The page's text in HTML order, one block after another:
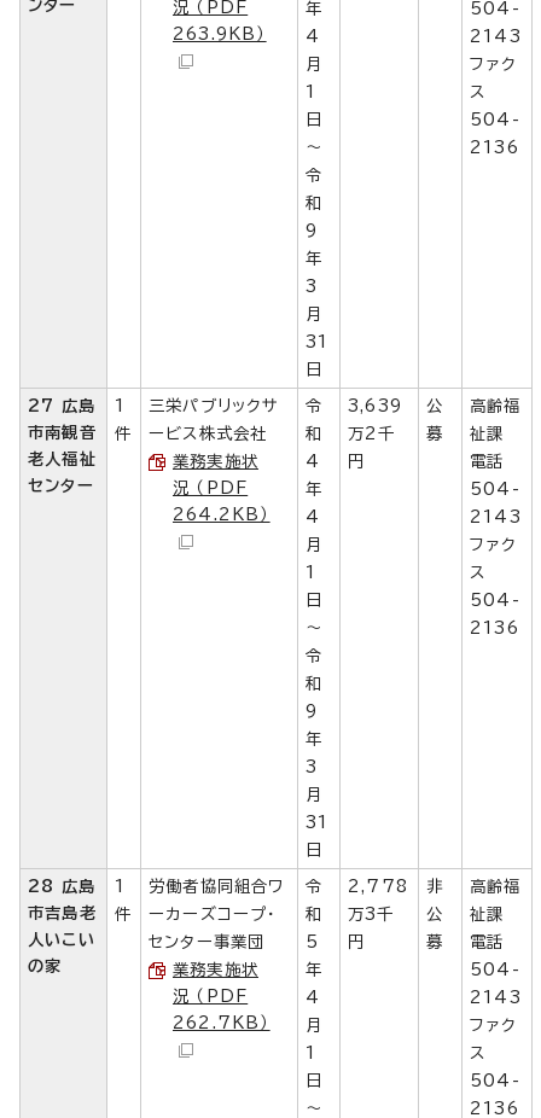
ンター
況 （PDF
263.9KB）
年
4
月
1
日
～
令
和
9
年
3
月
31
日
504-
2143
ファク
ス
504-
2136
27 広島
市南観音
老人福祉
センター
1
件
三栄パブリックサ
ービス株式会社
業務実施状
況 （PDF
264.2KB）
令
和
4
年
4
月
1
日
～
令
和
9
年
3
月
31
日
3,639
万2千
円
公
募
高齢福
祉課
電話
504-
2143
ファク
ス
504-
2136
28 広島
市吉島老
人いこい
の家
1
件
労働者協同組合ワ
ーカーズコープ・
センター事業団
業務実施状
況 （PDF
262.7KB）
令
和
5
年
4
月
1
日
～
2,778
万3千
円
非
公
募
高齢福
祉課
電話
504-
2143
ファク
ス
504-
2136